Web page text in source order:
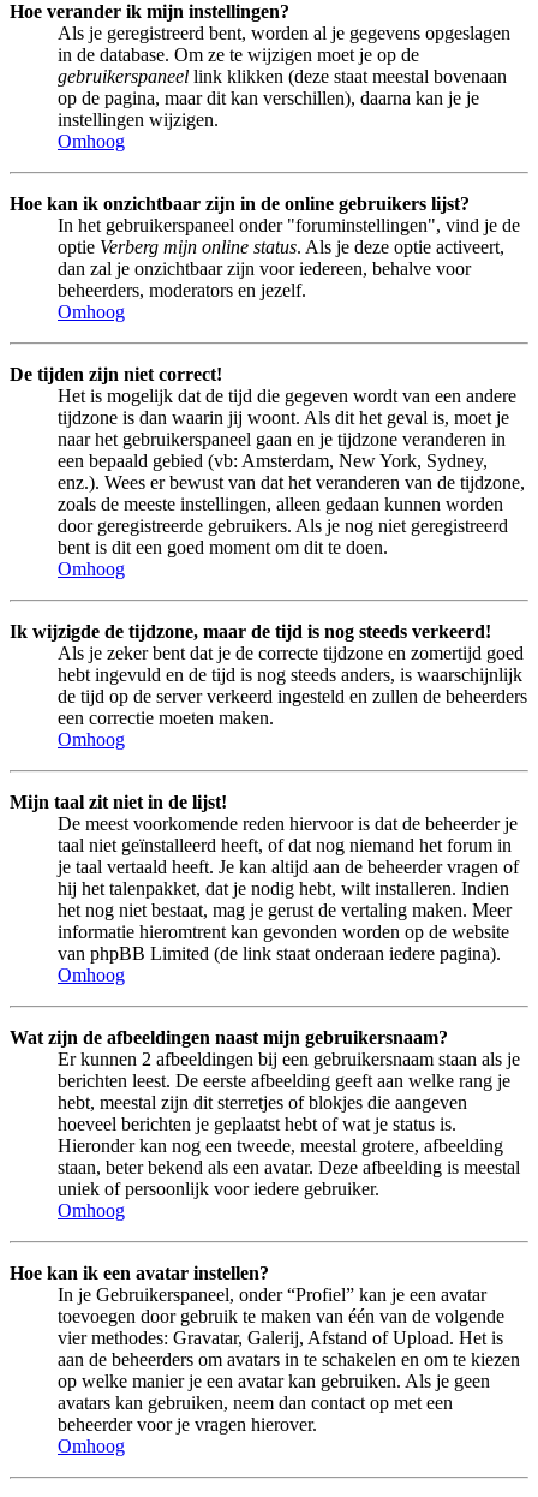
Hoe verander ik mijn instellingen?
Als je geregistreerd bent, worden al je gegevens opgeslagen
in de database. Om ze te wijzigen moet je op de
gebruikerspaneel link klikken (deze staat meestal bovenaan
op de pagina, maar dit kan verschillen), daarna kan je je
instellingen wijzigen.
Omhoog
Hoe kan ik onzichtbaar zijn in de online gebruikers lijst?
In het gebruikerspaneel onder "foruminstellingen", vind je de
optie Verberg mijn online status. Als je deze optie activeert,
dan zal je onzichtbaar zijn voor iedereen, behalve voor
beheerders, moderators en jezelf.
Omhoog
De tijden zijn niet correct!
Het is mogelijk dat de tijd die gegeven wordt van een andere
tijdzone is dan waarin jij woont. Als dit het geval is, moet je
naar het gebruikerspaneel gaan en je tijdzone veranderen in
een bepaald gebied (vb: Amsterdam, New York, Sydney,
enz.). Wees er bewust van dat het veranderen van de tijdzone,
zoals de meeste instellingen, alleen gedaan kunnen worden
door geregistreerde gebruikers. Als je nog niet geregistreerd
bent is dit een goed moment om dit te doen.
Omhoog
Ik wijzigde de tijdzone, maar de tijd is nog steeds verkeerd!
Als je zeker bent dat je de correcte tijdzone en zomertijd goed
hebt ingevuld en de tijd is nog steeds anders, is waarschijnlijk
de tijd op de server verkeerd ingesteld en zullen de beheerders
een correctie moeten maken.
Omhoog
Mijn taal zit niet in de lijst!
De meest voorkomende reden hiervoor is dat de beheerder je
taal niet geïnstalleerd heeft, of dat nog niemand het forum in
je taal vertaald heeft. Je kan altijd aan de beheerder vragen of
hij het talenpakket, dat je nodig hebt, wilt installeren. Indien
het nog niet bestaat, mag je gerust de vertaling maken. Meer
informatie hieromtrent kan gevonden worden op de website
van phpBB Limited (de link staat onderaan iedere pagina).
Omhoog
Wat zijn de afbeeldingen naast mijn gebruikersnaam?
Er kunnen 2 afbeeldingen bij een gebruikersnaam staan als je
berichten leest. De eerste afbeelding geeft aan welke rang je
hebt, meestal zijn dit sterretjes of blokjes die aangeven
hoeveel berichten je geplaatst hebt of wat je status is.
Hieronder kan nog een tweede, meestal grotere, afbeelding
staan, beter bekend als een avatar. Deze afbeelding is meestal
uniek of persoonlijk voor iedere gebruiker.
Omhoog
Hoe kan ik een avatar instellen?
In je Gebruikerspaneel, onder “Profiel” kan je een avatar
toevoegen door gebruik te maken van één van de volgende
vier methodes: Gravatar, Galerij, Afstand of Upload. Het is
aan de beheerders om avatars in te schakelen en om te kiezen
op welke manier je een avatar kan gebruiken. Als je geen
avatars kan gebruiken, neem dan contact op met een
beheerder voor je vragen hierover.
Omhoog